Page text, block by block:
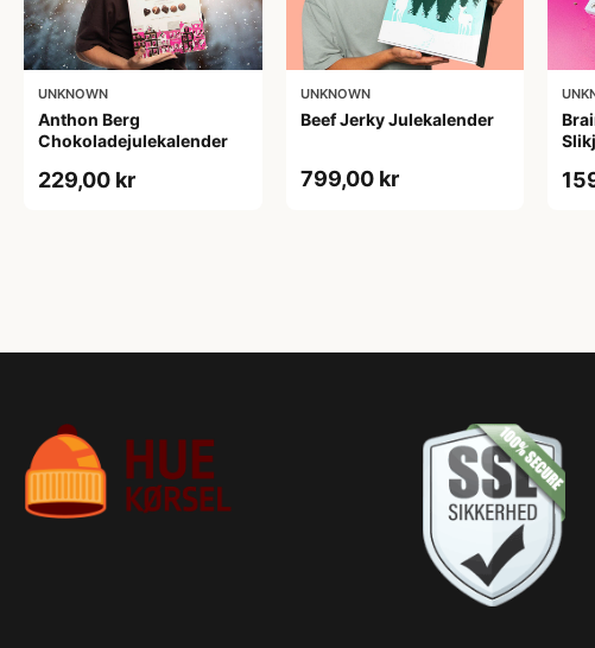
UNKNOWN
Anthon Berg
Chokoladejulekalender
229,00 kr
UNKNOWN
Beef Jerky Julekalender
799,00 kr